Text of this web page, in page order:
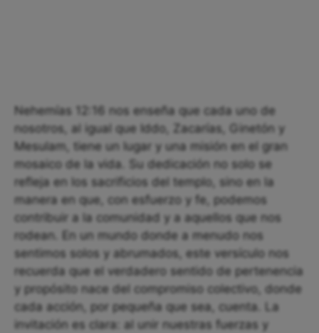
Nehemías 12:16 nos enseña que cada uno de
nosotros, al igual que Iddo, Zacarías, Ginetón y
Mesulam, tiene un lugar y una misión en el gran
mosaico de la vida. Su dedicación no solo se
refleja en los sacrificios del templo, sino en la
manera en que, con esfuerzo y fe, podemos
contribuir a la comunidad y a aquellos que nos
rodean. En un mundo donde a menudo nos
sentimos solos y abrumados, este versículo nos
recuerda que el verdadero sentido de pertenencia
y propósito nace del compromiso colectivo, donde
cada acción, por pequeña que sea, cuenta. La
invitación es clara: al unir nuestras fuerzas y